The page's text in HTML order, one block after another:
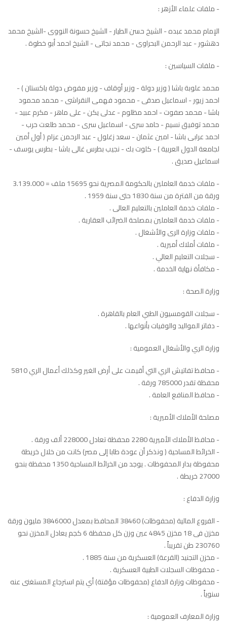
- ملفات علماء الأزهر :
الإمام محمد عبده - الشيخ حسن الطيار - الشيخ حسونة النووى -الشيخ محمد
دهشور - عبد الرحمن البحراوى - محمد نجاتى - الشيخ احمد أبو خطوة .
- ملفات السياسين :
محمد علوبة باشا ( وزير دولة - وزير أوقاف - وزير مفوض دولة باكستان ) -
احمد زيور - اسماعيل صدقى - محمود فهمى النقراشى - محمد محمود
باشا - محمد صفوت - احمد مظلوم - عدلى يكن - على ماهر - مكرم عبيد -
محمد توفيق نسيم - حامد سرى - اسماعيل سرى - محمد طلعت حرب -
احمد عرابى باشا - امين عثمان - سعد زغلول - عبد الرحمن عزام ( أول أمين
لجامعة الدول العربية ) - كلوت بك - نجيب بطرس غالى باشا - بطرس يوسف -
اسماعيل صديق .
- ملفات خدمة العاملين بالحكومة المصرية نحو 15695 ملف = 3.139.000
ورقة من الفترة من سنة 1830 حتى سنة 1959 .
- ملفات خدمة العاملين بالتعليم العالى .
- ملفات خدمة العاملين بمصلحة الضرائب العقارية .
- ملفات وزارة الرى والأشغال .
- ملفات أملاك أميرية .
- سجلات التعليم العالي .
- مكافأة نهاية الخدمة .
وزارة الصحة :
- سجلات القومسيون الطبي العام بالقاهرة .
- دفاتر المواليد والوفيات بأنواعها .
وزارة الري والأشغال العمومية :
- محافظ تفاتيش الري التي أقيمت على أرض الغير وكذلك أعمال الري 5810
محفظة تقدر 785000 ورقة .
- محافظ المنافع العامة .
مصلحة الأملاك الأميرية :
- محافظ الأملاك الأميرية 2280 محفظة تعادل 228000 ألف ورقة .
- الخرائط المساحية ( ونذكر أن عودة طابا إلى مصر) كانت من خلال خريطة
محفوظة بدار المحفوظات . يوجد من الخرائط المساحية 1350 محفظة بنحو
27000 خريطة .
وزارة الدفاع :
- الفروع المالية (محفوظات) 38460 المحافظ بمعدل 3846000 مليون ورقة
مخزن فى 18 مخزن 4845 عين وزن كل محفظة 6 كجم يعادل المخزن نحو
230760 طن تقريباً .
- مخزن التجنيد (القرعة) العسكرية من سنة 1885 .
- محفوظات السجلات الطبية العسكرية .
- محفوظات وزارة الدفاع (محفوظات مؤقتة) أي يتم استرجاع المستغنى عنه
سنوياً .
وزارة المعارف العمومية :